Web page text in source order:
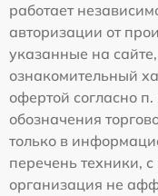
работает
авторизации от
указанные на
ознакомительный
офертой согласно
обозначения
только в
перечень техники,
организация не